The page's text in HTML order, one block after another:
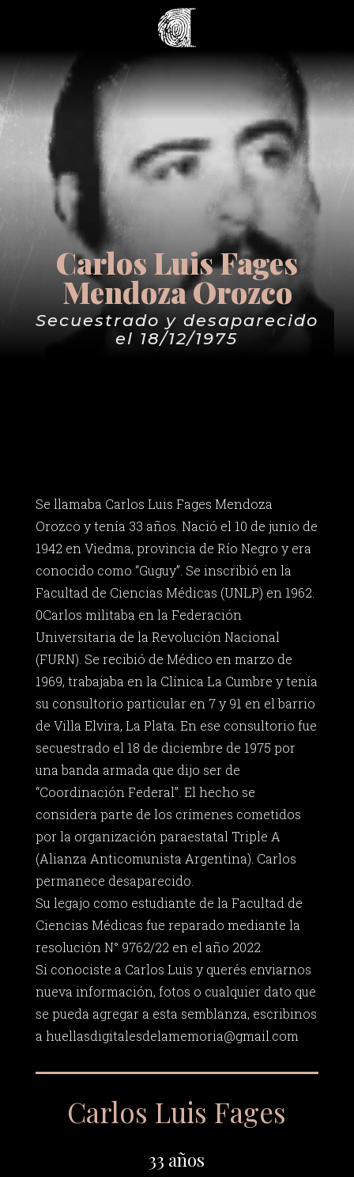
Carlos Luis Fages
Mendoza Orozco
Secuestrado y desaparecido
el 18/12/1975
Se llamaba Carlos Luis Fages Mendoza
Orozco y tenía 33 años. Nació el 10 de junio de
1942 en Viedma, provincia de Río Negro y era
conocido como “Guguy”. Se inscribió en la
Facultad de Ciencias Médicas (UNLP) en 1962.
0Carlos militaba en la Federación
Universitaria de la Revolución Nacional
(FURN). Se recibió de Médico en marzo de
1969, trabajaba en la Clínica La Cumbre y tenía
su consultorio particular en 7 y 91 en el barrio
de Villa Elvira, La Plata. En ese consultorio fue
secuestrado el 18 de diciembre de 1975 por
una banda armada que dijo ser de
“Coordinación Federal”. El hecho se
considera parte de los crímenes cometidos
por la organización paraestatal Triple A
(Alianza Anticomunista Argentina). Carlos
permanece desaparecido.
Su legajo como estudiante de la Facultad de
Ciencias Médicas fue reparado mediante la
resolución N° 9762/22 en el año 2022.
Si conociste a Carlos Luis y querés enviarnos
nueva información, fotos o cualquier dato que
se pueda agregar a esta semblanza, escribinos
a huellasdigitalesdelamemoria@gmail.com
Carlos Luis Fages
33 años